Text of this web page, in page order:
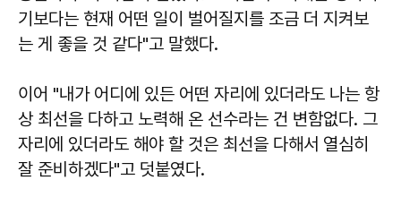
기보다는 현재 어떤 일이 벌어질지를 조금 더 지켜보
는 게 좋을 것 같다"고 말했다.
이어 "내가 어디에 있든 어떤 자리에 있더라도 나는 항
상 최선을 다하고 노력해 온 선수라는 건 변함없다. 그
자리에 있더라도 해야 할 것은 최선을 다해서 열심히
잘 준비하겠다"고 덧붙였다.